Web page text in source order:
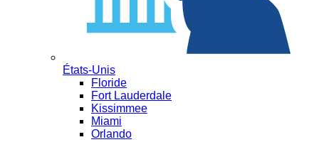
États-Unis
Floride
Fort Lauderdale
Kissimmee
Miami
Orlando